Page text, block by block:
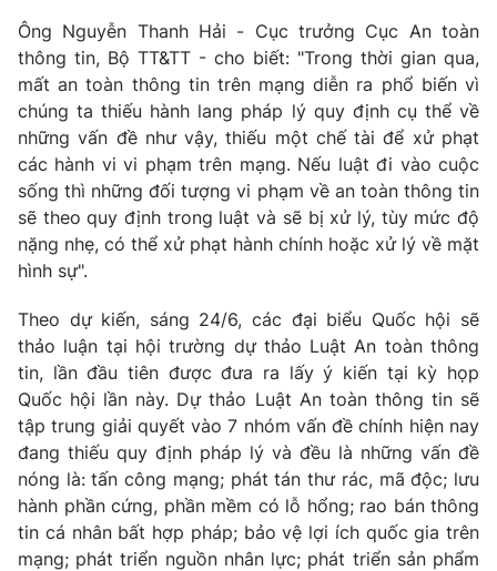
Khán giả
Giải sao mai
Sao
Du lịch
Làm đẹp
Chất lượng cuộc sống
Giáo dục
Tuyển sinh
Học trực tuyến
Công nghệ
Hitech Công nghệ tương lai
Sản phẩm
Thị trường
Giao lưu trực tuyến
Lịch phát sóng
Chuyên mục khác
Emagazine Podcast
Photo Infographic
Video Shorts video
VTV Money VTV Thể thao
Ông Nguyễn Thanh Hải - Cục trưởng Cục An toàn
thông tin, Bộ TT&TT - cho biết: "Trong thời gian qua,
mất an toàn thông tin trên mạng diễn ra phổ biến vì
chúng ta thiếu hành lang pháp lý quy định cụ thể về
những vấn đề như vậy, thiếu một chế tài để xử phạt
các hành vi vi phạm trên mạng. Nếu luật đi vào cuộc
sống thì những đối tượng vi phạm về an toàn thông tin
sẽ theo quy định trong luật và sẽ bị xử lý, tùy mức độ
nặng nhẹ, có thể xử phạt hành chính hoặc xử lý về mặt
hình sự".
Theo dự kiến, sáng 24/6, các đại biểu Quốc hội sẽ
thảo luận tại hội trường dự thảo Luật An toàn thông
tin, lần đầu tiên được đưa ra lấy ý kiến tại kỳ họp
Quốc hội lần này. Dự thảo Luật An toàn thông tin sẽ
tập trung giải quyết vào 7 nhóm vấn đề chính hiện nay
đang thiếu quy định pháp lý và đều là những vấn đề
nóng là: tấn công mạng; phát tán thư rác, mã độc; lưu
hành phần cứng, phần mềm có lỗ hổng; rao bán thông
tin cá nhân bất hợp pháp; bảo vệ lợi ích quốc gia trên
mạng; phát triển nguồn nhân lực; phát triển sản phẩm